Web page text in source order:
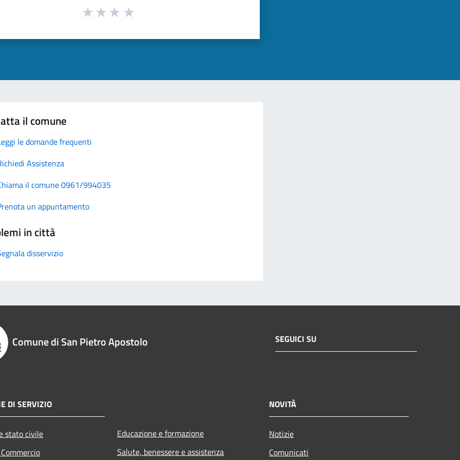
il comune
le domande frequenti
Assistenza
il comune 0961/994035
un appuntamento
in città
disservizio
Comune di San Pietro Apostolo SEGUICI SU
DI SERVIZIO
stato civile
Educazione e formazione
Salute, benessere e assistenza
NOVITÀ
Notizie
Comunicati